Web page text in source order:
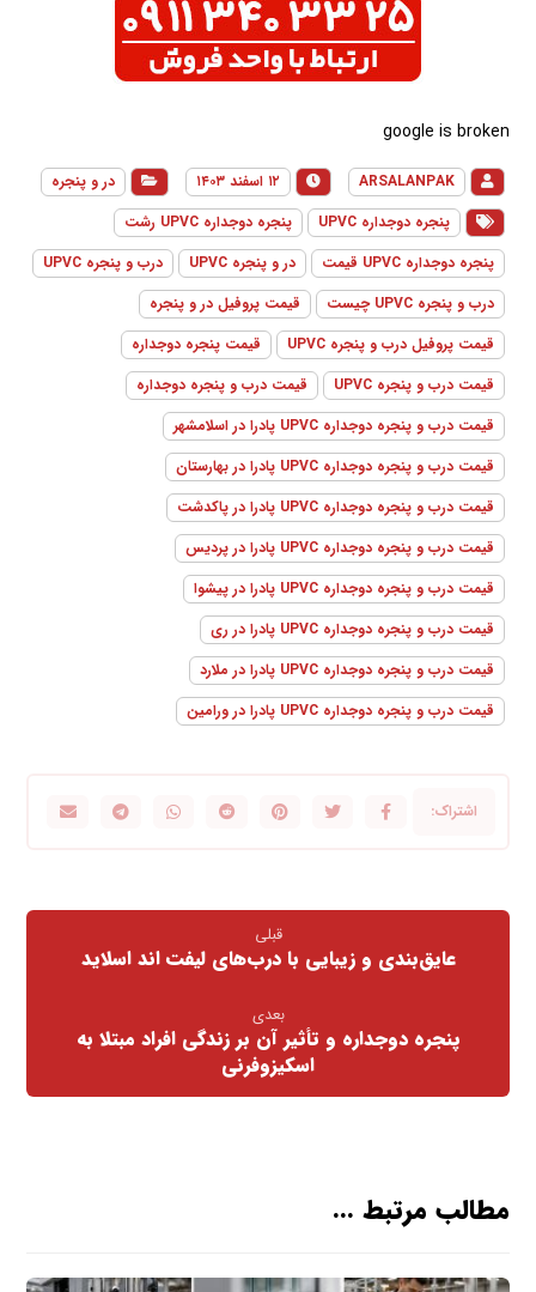
google is broken
ARSALANPAK ۱۲ اسفند ۱۴۰۳
در و پنجره
پنجره دوجداره UPVC
پنجره دوجداره UPVC رشت
پنجره دوجداره UPVC قیمت
در و پنجره UPVC
درب و پنجره UPVC
درب و پنجره UPVC چیست
قیمت پروفیل در و پنجره
قیمت پروفیل درب و پنجره UPVC
قیمت پنجره دوجداره
قیمت درب و پنجره UPVC
قیمت درب و پنجره دوجداره
قیمت درب و پنجره دوجداره UPVC پادرا در اسلامشهر
قیمت درب و پنجره دوجداره UPVC پادرا در بهارستان
قیمت درب و پنجره دوجداره UPVC پادرا در پاکدشت
قیمت درب و پنجره دوجداره UPVC پادرا در پردیس
قیمت درب و پنجره دوجداره UPVC پادرا در پیشوا
قیمت درب و پنجره دوجداره UPVC پادرا در ری
قیمت درب و پنجره دوجداره UPVC پادرا در ملارد
قیمت درب و پنجره دوجداره UPVC پادرا در ورامین
قبلی
عایق‌بندی و زیبایی با درب‌های لیفت اند اسلاید
بعدی
پنجره دوجداره و تأثیر آن بر زندگی افراد مبتلا به
اسکیزوفرنی
مطالب مرتبط ...